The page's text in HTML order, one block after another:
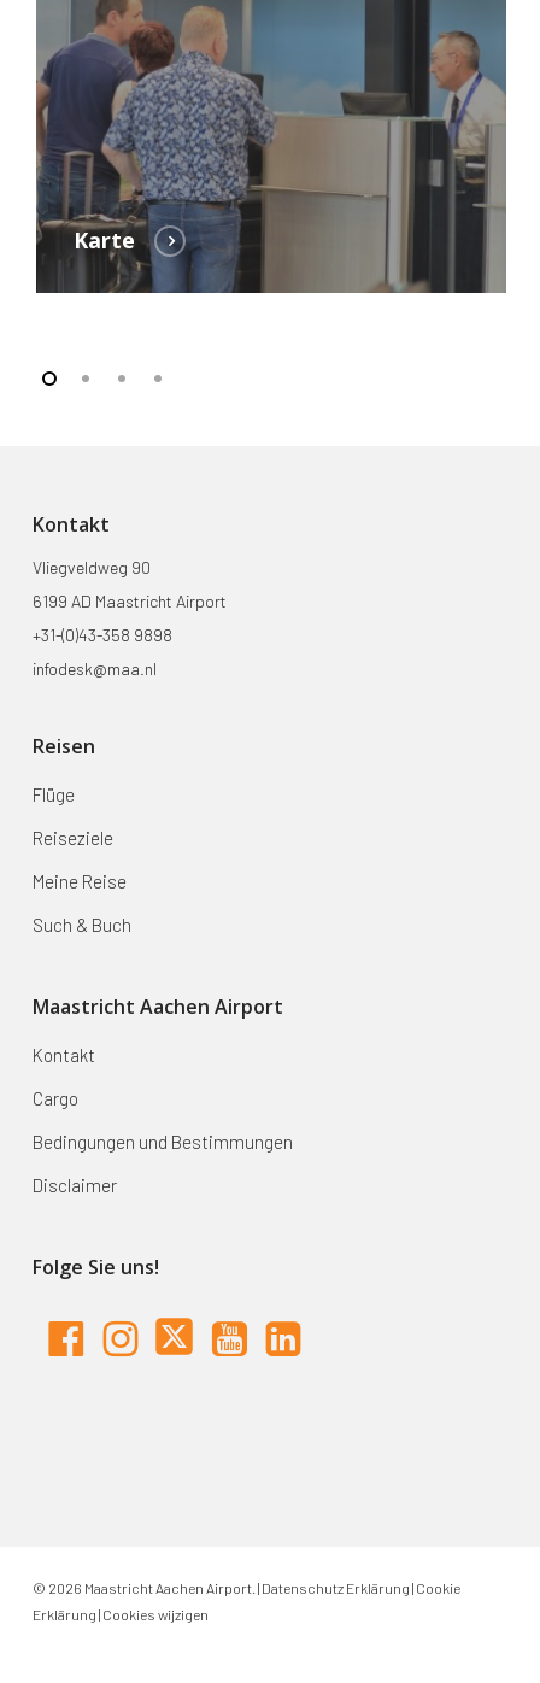
Karte
Kontakt
Vliegveldweg 90
6199 AD Maastricht Airport
+31-(0)43-358 9898
infodesk@maa.nl
Reisen
Flüge
Reiseziele
Meine Reise
Such & Buch
Maastricht Aachen Airport
Kontakt
Cargo
Bedingungen und Bestimmungen
Disclaimer
Folge Sie uns!
© 2026 Maastricht Aachen Airport. |Datenschutz Erklärung | Cookie
Erklärung | Cookies wijzigen